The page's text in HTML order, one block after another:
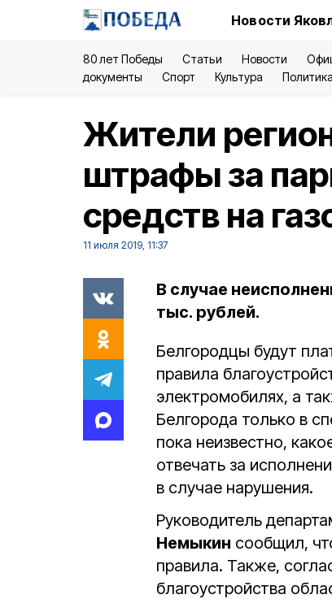
Новости
80 лет Победы Статьи Новости
документы
Спорт Культура Политика
Жители
штрафы за
средств на
11 июля 2019, 11:37
В случае
тыс. рублей.
Белгородцы будут
правила
электромобилях, а
Белгорода только в
пока неизвестно,
отвечать за
в случае нарушения.
Руководитель
Немыкин сообщил,
правила. Также,
благоустройства